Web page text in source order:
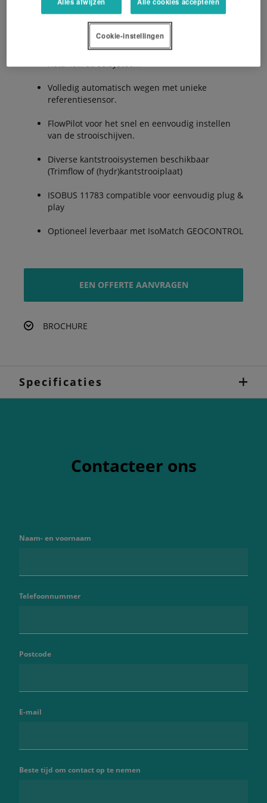
De Voordelen:
RotaFlow strooisysteem
Volledig automatisch wegen met unieke
referentiesensor.
FlowPilot voor het snel en eenvoudig instellen
van de strooischijven.
Diverse kantstrooisystemen beschikbaar
(Trimflow of (hydr)kantstrooiplaat)
ISOBUS 11783 compatible voor eenvoudig plug &
play
Optioneel leverbaar met IsoMatch GEOCONTROL
EEN OFFERTE AANVRAGEN
BROCHURE
Specificaties
Contacteer ons
Naam- en voornaam
Telefoonnummer
Postcode
E-mail
Beste tijd om contact op te nemen
Cookie-instellingen